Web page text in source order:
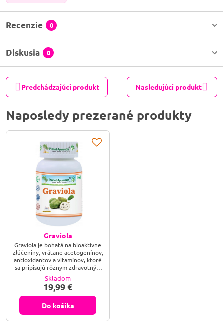
Recenzie 0
Diskusia 0
Predchádzajúci produkt Nasledujúci produkt
Naposledy prezerané produkty
Graviola
Graviola je bohatá na bioaktívne
zlúčeniny, vrátane acetogenínov,
antioxidantov a vitamínov, ktoré
sa pripisujú rôznym zdravotným
výhodám. Graviola má
protinádorové, protizápalové a
antioxidačné vlastnosti. Graviola
sa už po stáročia tradične
používa ako analgetikum,
protizápalové a prírodné liečivo
na infekcie, horúčku, tráviace
Skladom
19,99 €
Do košíka